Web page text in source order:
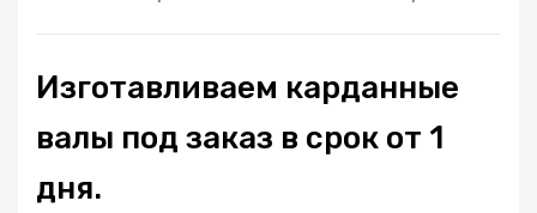
Изготавливаем карданные
валы под заказ в срок от 1
дня.